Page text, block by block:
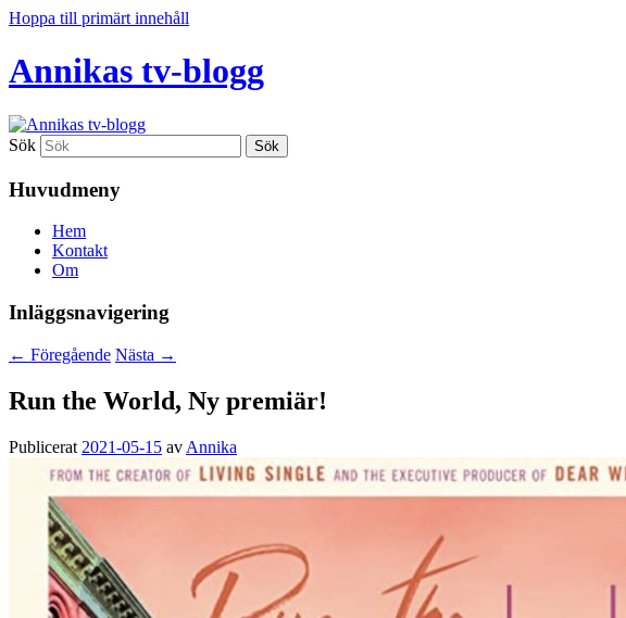
Hoppa till primärt innehåll
Annikas tv-blogg
Sök
Huvudmeny
Hem
Kontakt
Om
Inläggsnavigering
← Föregående Nästa →
Run the World, Ny premiär!
Publicerat 2021-05-15 av Annika